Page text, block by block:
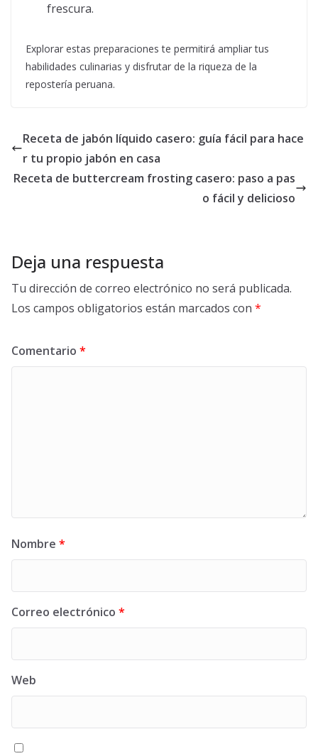
frescura.
Explorar estas preparaciones te permitirá ampliar tus
habilidades culinarias y disfrutar de la riqueza de la
repostería peruana.
Receta de jabón líquido casero: guía fácil para hace
r tu propio jabón en casa
Receta de buttercream frosting casero: paso a pas
o fácil y delicioso
Deja una respuesta
Tu dirección de correo electrónico no será publicada.
Los campos obligatorios están marcados con *
Comentario *
Nombre *
Correo electrónico *
Web